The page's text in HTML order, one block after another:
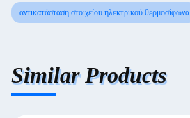
αντικατάσταση στοιχείου ηλεκτρικού θερμοσίφωνα
Similar Products